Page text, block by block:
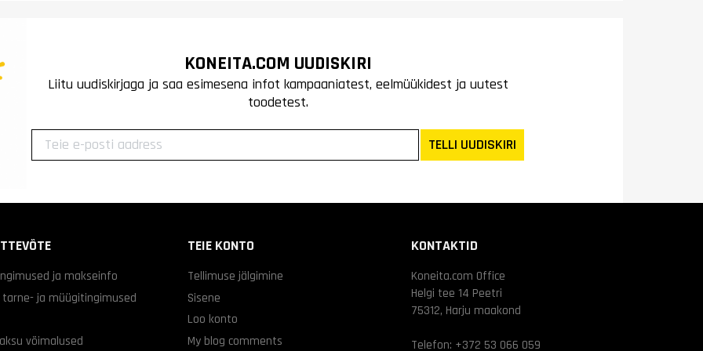
KONEITA.COM UUDISKIRI
Liitu uudiskirjaga ja saa esimesena infot kampaaniatest, eelmüükidest ja uutest
toodetest.
TELLI UUDISKIRI
ja makseinfo
tarne- ja müügitingimused
võimalused
TEIE KONTO
Tellimuse jälgimine
Sisene
Loo konto
My blog comments
KONTAKTID
Koneita.com Office
Helgi tee 14 Peetri
75312, Harju maakond
Telefon: +372 53 066 059